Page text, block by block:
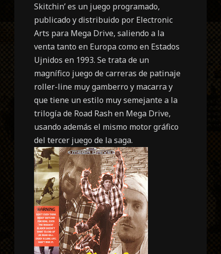
Skitchin’ es un juego programado,
publicado y distribuido por Electronic
Arts para Mega Drive, saliendo a la
venta tanto en Europa como en Estados
Ujnidos en 1993. Se trata de un
magnífico juego de carreras de patinaje
roller-line muy gamberro y macarra y
que tiene un estilo muy semejante a la
trilogía de Road Rash en Mega Drive,
usando además el mismo motor gráfico
del tercer juego de la saga.